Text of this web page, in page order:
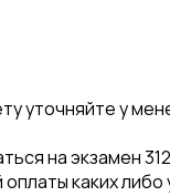
уточняйте у
на экзамен
каких